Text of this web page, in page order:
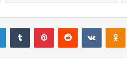
LinkedIn Tumblr PinterestReddit